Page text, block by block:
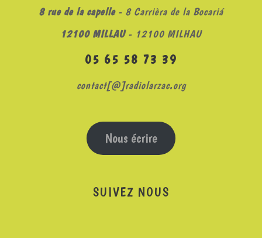
8 rue de la capelle- 8 Carrièra de la Bocariá
12100 MILLAU- 12100 MILHAU
05 65 58 73 39
contact[@]radiolarzac.org
Nous écrire
SUIVEZ NOUS